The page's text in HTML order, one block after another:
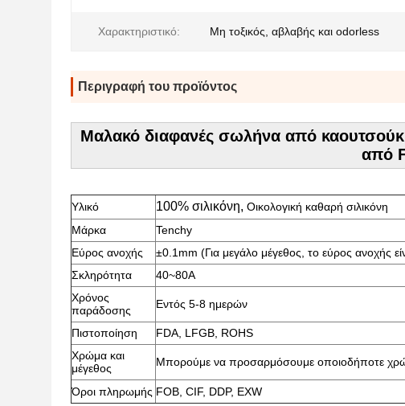
Χαρακτηριστικό: Μη τοξικός, αβλαβής και odorless
Περιγραφή του προϊόντος
Μαλακό διαφανές σωλήνα από καουτσούκ
από
Υλικό 100% σιλικόνη, Οικολογική καθαρή σιλικόνη
Μάρκα
Tenchy
Εύρος ανοχής
±0.1mm (Για μεγάλο μέγεθος, το εύρος ανοχής
Σκληρότητα
40~80A
Χρόνος
παράδοσης
Εντός 5-8 ημερών
Πιστοποίηση
FDA, LFGB, ROHS
Χρώμα και
μέγεθος
Μπορούμε να προσαρμόσουμε οποιοδήποτε
Όροι πληρωμής FOB, CIF, DDP, EXW